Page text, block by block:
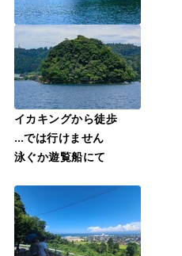
イカキングから徒歩
…では行けません
泳ぐか遊覧船にて